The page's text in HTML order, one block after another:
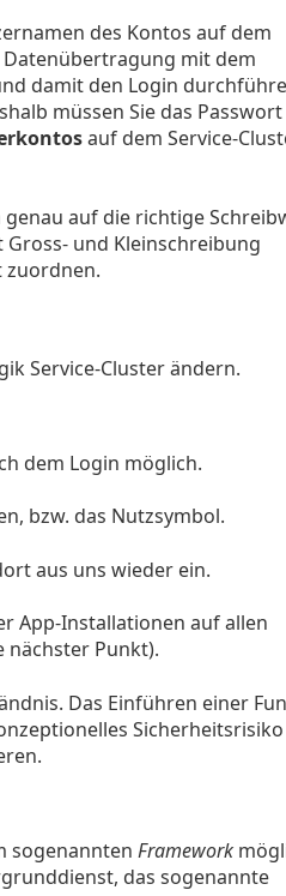
des Kontos auf dem
mit dem
damit den Login
müssen Sie das
auf dem Service-
auf die richtige
und Kleinschreibung
zuordnen.
Service-Cluster ändern.
dem Login möglich.
bzw. das Nutzsymbol.
aus uns wieder ein.
App-Installationen auf allen
nächster Punkt).
Das Einführen einer
Sicherheitsrisiko
sogenannten Framework
das sogenannte